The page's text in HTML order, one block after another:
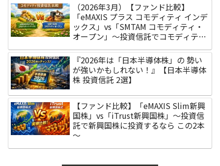
（2026年3月）【ファンド比較】
「eMAXIS プラス コモディティ インデ
ックス」vs「SMTAM コモディティ・
オープン」～投資信託でコモディティ
『2026年は「日本半導体株」の 勢い
が強いかもしれない！』【日本半導体
株 投資信託 2選】
【ファンド比較】「eMAXIS Slim新興
国株」vs「iTrust新興国株」～投資信
託で新興国株に投資するなら この2本
～